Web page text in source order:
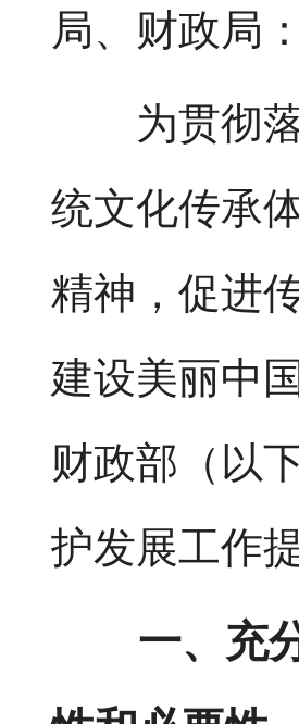
局、财政局
为贯彻落
统文化传承
精神，促进
建设美丽中
财政部（以
护发展工作
一、充分